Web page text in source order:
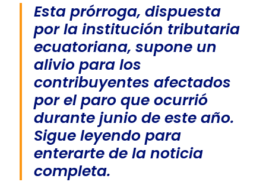
Esta prórroga, dispuesta
por la institución tributaria
ecuatoriana, supone un
alivio para los
contribuyentes afectados
por el paro que ocurrió
durante junio de este año.
Sigue leyendo para
enterarte de la noticia
completa.